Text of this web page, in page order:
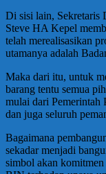
Di sisi lain, Sekretaris
Steve HA Kepel
telah merealisasikan
utamanya adalah
Maka dari itu, untuk
barang tentu semua
mulai dari Pemerintah
dan juga seluruh
Bagaimana
sekadar menjadi
simbol akan